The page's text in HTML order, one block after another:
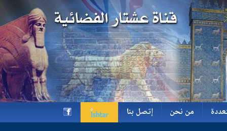
من نحن
إتصل بنا